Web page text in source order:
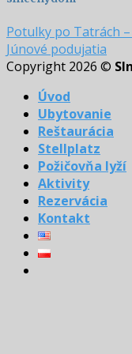
Potulky po Tatrách
Júnové podujatia
Copyright 2026 ©
Úvod
Ubytovanie
Reštaurácia
Stellplatz
Požičovňa lyží
Aktivity
Rezervácia
Kontakt